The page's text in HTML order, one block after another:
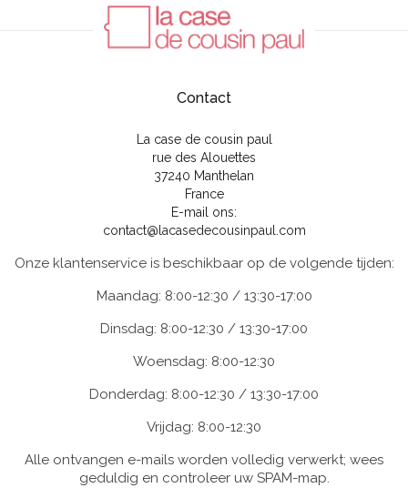
Contact
La case de cousin paul
rue des Alouettes
37240 Manthelan
France
E-mail ons:
contact@lacasedecousinpaul.com
Onze klantenservice is beschikbaar op de volgende tijden:
Maandag: 8:00-12:30 / 13:30-17:00
Dinsdag: 8:00-12:30 / 13:30-17:00
Woensdag: 8:00-12:30
Donderdag: 8:00-12:30 / 13:30-17:00
Vrijdag: 8:00-12:30
Alle ontvangen e-mails worden volledig verwerkt; wees
geduldig en controleer uw SPAM-map.